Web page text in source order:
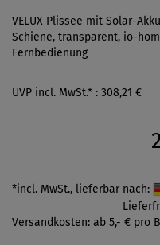
VELUX Plissee mit Solar-
Schiene, transparent, io-
Fernbedienung
UVP incl. MwSt.* : 308,21 €
*incl. MwSt., lieferbar nach:
Versandkosten: ab 5,- € pro